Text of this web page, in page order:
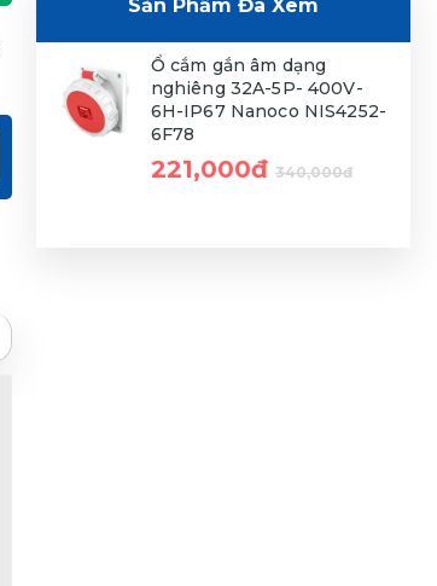
Sản Phẩm Đã Xem
Ổ cắm gắn âm dạng
nghiêng 32A-5P- 400V-
6H-IP67 Nanoco NIS4252-
6F78
221,000đ 340,000đ